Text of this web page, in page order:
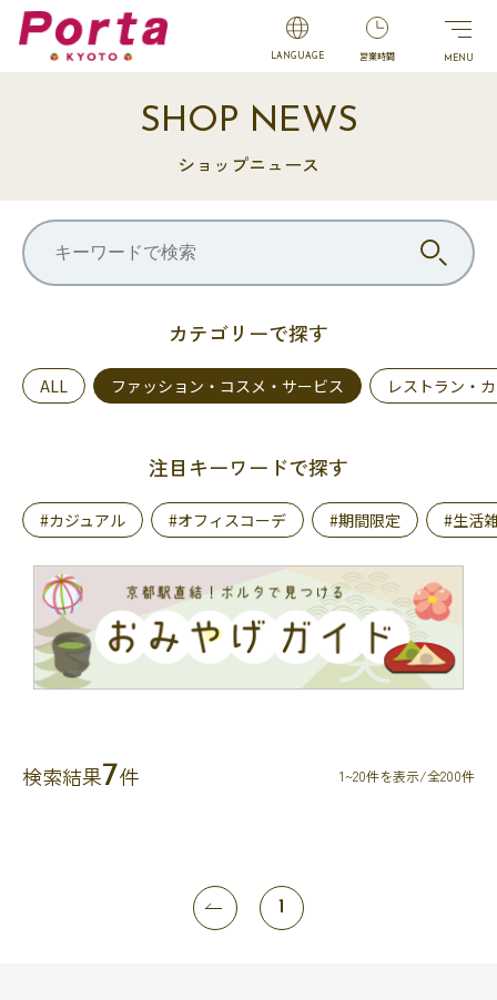
LANGUAGE 営業時間
SHOP NEWS
ショップニュース
カテゴリーで探す
ALL ファッション・コスメ・サービス レストラン・
注目キーワードで探す
#カジュアル #オフィスコーデ #期間限定 #生活
検索結果7件 1~20件を表示/全200件
1